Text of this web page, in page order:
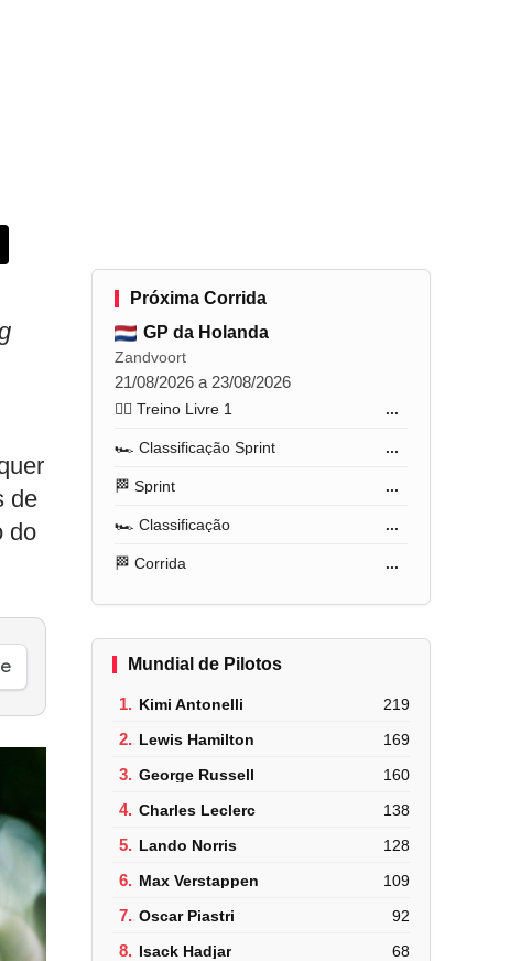
de
do
Próxima Corrida
GP da Holanda
Zandvoort
21/08/2026 a 23/08/2026
🏋️‍♂️ Treino Livre 1 ...
🏎️ Classificação Sprint ...
🏁 Sprint ...
🏎️ Classificação ...
🏁 Corrida ...
Mundial de Pilotos
1. Kimi Antonelli 219
2. Lewis Hamilton 169
3. George Russell 160
4. Charles Leclerc 138
5. Lando Norris 128
6. Max Verstappen 109
7. Oscar Piastri 92
8. Isack Hadjar 68